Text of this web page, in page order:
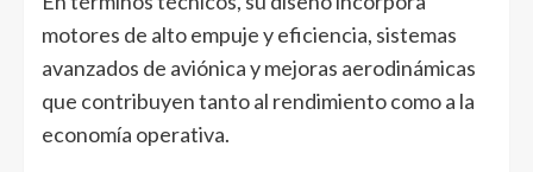
motores de alto empuje y eficiencia, sistemas
avanzados de aviónica y mejoras aerodinámicas
que contribuyen tanto al rendimiento como a la
economía operativa.